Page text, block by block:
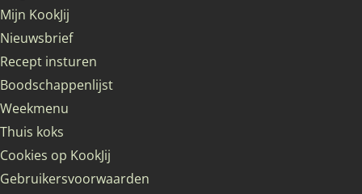
Mijn KookJij
Nieuwsbrief
Recept insturen
Boodschappenlijst
Weekmenu
Thuis koks
Cookies op KookJij
Gebruikersvoorwaarden